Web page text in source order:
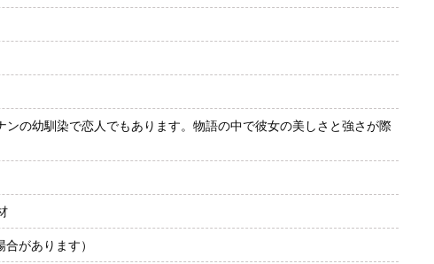
の幼馴染で恋人でもあります。物語の中で彼女の美しさと強さが際
があります）